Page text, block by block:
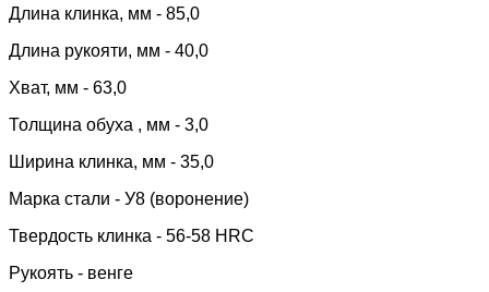
Длина клинка, мм - 85,0
Длина рукояти, мм - 40,0
Хват, мм - 63,0
Толщина обуха , мм - 3,0
Ширина клинка, мм - 35,0
Марка стали - У8 (воронение)
Твердость клинка - 56-58 HRC
Рукоять - венге